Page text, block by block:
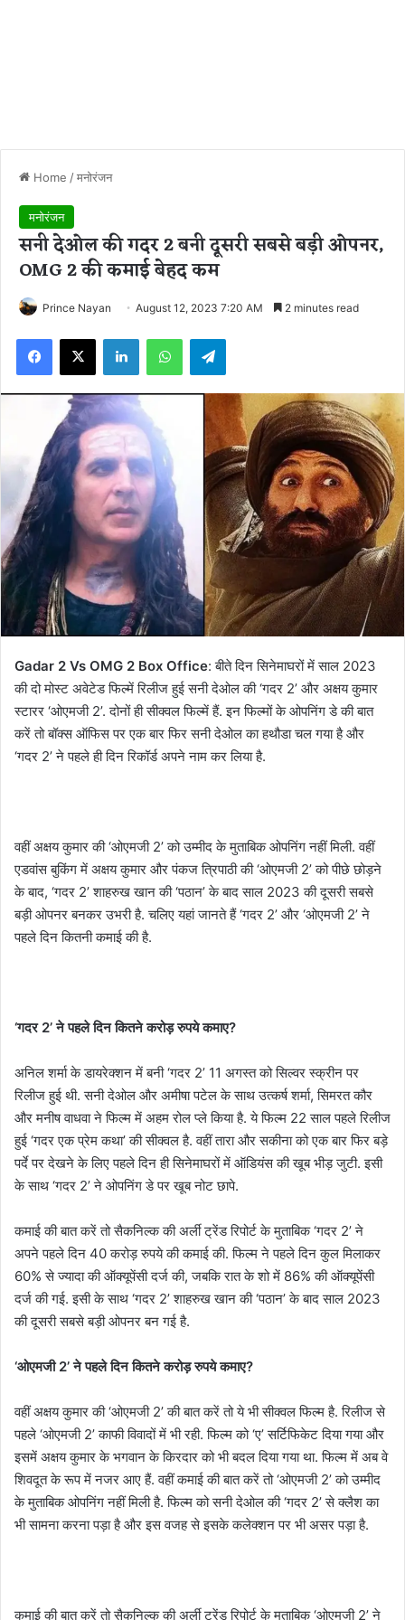
Home /मनोरंजन
मनोरंजन
सनी देओल की गदर 2 बनी दूसरी सबसे बड़ी ओपनर,
OMG 2 की कमाई बेहद कम
Prince Nayan August 12, 2023 7:20 AM 2 minutes read
Gadar 2 Vs OMG 2 Box Office: बीते दिन सिनेमाघरों में साल 2023
की दो मोस्ट अवेटेड फिल्में रिलीज हुई सनी देओल की ‘गदर 2’ और अक्षय कुमार
स्टारर ‘ओएमजी 2’. दोनों ही सीक्वल फिल्में हैं. इन फिल्मों के ओपनिंग डे की बात
करें तो बॉक्स ऑफिस पर एक बार फिर सनी देओल का हथौडा चल गया है और
‘गदर 2’ ने पहले ही दिन रिकॉर्ड अपने नाम कर लिया है.
वहीं अक्षय कुमार की ‘ओएमजी 2’ को उम्मीद के मुताबिक ओपनिंग नहीं मिली. वहीं
एडवांस बुकिंग में अक्षय कुमार और पंकज त्रिपाठी की ‘ओएमजी 2’ को पीछे छोड़ने
के बाद, ‘गदर 2’ शाहरुख खान की ‘पठान’ के बाद साल 2023 की दूसरी सबसे
बड़ी ओपनर बनकर उभरी है. चलिए यहां जानते हैं ‘गदर 2’ और ‘ओएमजी 2’ ने
पहले दिन कितनी कमाई की है.
‘गदर 2’ ने पहले दिन कितने करोड़ रुपये कमाए?
अनिल शर्मा के डायरेक्शन में बनी ‘गदर 2’ 11 अगस्त को सिल्वर स्क्रीन पर
रिलीज हुई थी. सनी देओल और अमीषा पटेल के साथ उत्कर्ष शर्मा, सिमरत कौर
और मनीष वाधवा ने फिल्म में अहम रोल प्ले किया है. ये फिल्म 22 साल पहले रिलीज
हुई ‘गदर एक प्रेम कथा’ की सीक्वल है. वहीं तारा और सकीना को एक बार फिर बड़े
पर्दे पर देखने के लिए पहले दिन ही सिनेमाघरों में ऑडियंस की खूब भीड़ जुटी. इसी
के साथ ‘गदर 2’ ने ओपनिंग डे पर खूब नोट छापे.
कमाई की बात करें तो सैकनिल्क की अर्ली ट्रेंड रिपोर्ट के मुताबिक ‘गदर 2’ ने
अपने पहले दिन 40 करोड़ रुपये की कमाई की. फिल्म ने पहले दिन कुल मिलाकर
60% से ज्यादा की ऑक्यूपेंसी दर्ज की, जबकि रात के शो में 86% की ऑक्यूपेंसी
दर्ज की गई. इसी के साथ ‘गदर 2’ शाहरुख खान की ‘पठान’ के बाद साल 2023
की दूसरी सबसे बड़ी ओपनर बन गई है.
‘ओएमजी 2’ ने पहले दिन कितने करोड़ रुपये कमाए?
वहीं अक्षय कुमार की ‘ओएमजी 2’ की बात करें तो ये भी सीक्वल फिल्म है. रिलीज से
पहले ‘ओएमजी 2’ काफी विवादों में भी रही. फिल्म को ‘ए’ सर्टिफिकेट दिया गया और
इसमें अक्षय कुमार के भगवान के किरदार को भी बदल दिया गया था. फिल्म में अब वे
शिवदूत के रूप में नजर आए हैं. वहीं कमाई की बात करें तो ‘ओएमजी 2’ को उम्मीद
के मुताबिक ओपनिंग नहीं मिली है. फिल्म को सनी देओल की ‘गदर 2’ से क्लैश का
भी सामना करना पड़ा है और इस वजह से इसके कलेक्शन पर भी असर पड़ा है.
कमाई की बात करें तो सैकनिल्क की अर्ली ट्रेंड रिपोर्ट के मुताबिक ‘ओएमजी 2’ ने